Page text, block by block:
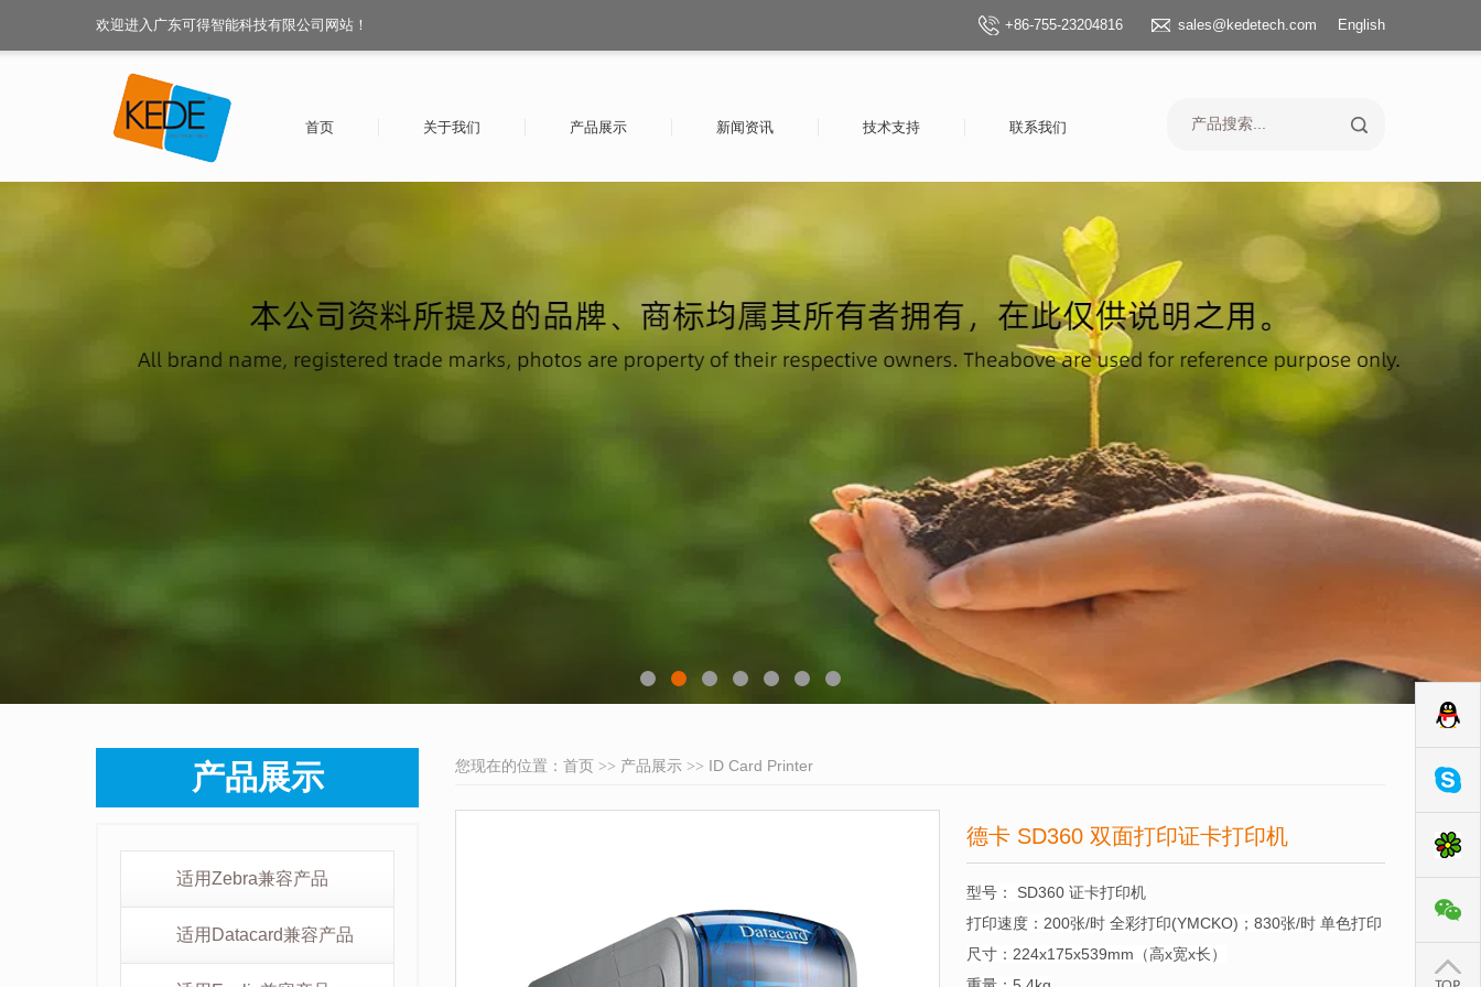
欢迎进入广东可得智能科技有限公司网站！ +86-755-23204816 sales@kedetech.com English
首页 关于我们 产品展示 新闻资讯 技术支持 联系我们
产品展示
适用Zebra兼容产品
适用Datacard兼容产品
您现在的位置： 首页 产品展示 ID Card Printer
德卡 SD360 双面打印证卡打印机
型号： SD360 证卡打印机
打印速度：200张/时 全彩打印(YMCKO)；830张/时 单色打印
尺寸：224x175x539mm（高x宽x长）